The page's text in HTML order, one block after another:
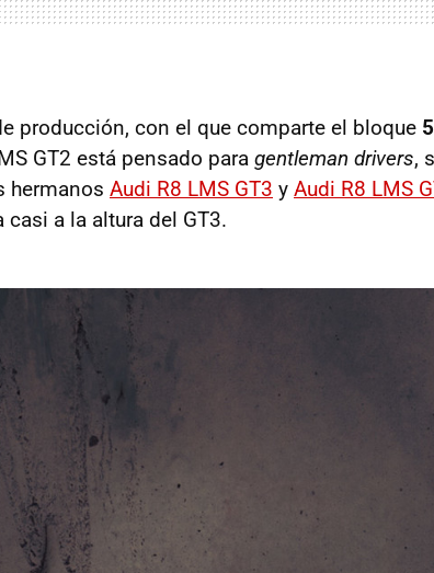
producción, con el que comparte el bloque
GT2 está pensado para gentleman drivers,
hermanos Audi R8 LMS GT3 y Audi R8 LMS
a la altura del GT3.